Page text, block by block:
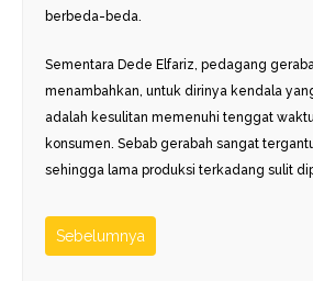
berbeda-beda.
Sementara Dede Elfariz, pedagang
menambahkan, untuk dirinya kendala
adalah kesulitan memenuhi tenggat
konsumen. Sebab gerabah sangat
sehingga lama produksi terkadang sulit
Sebelumnya